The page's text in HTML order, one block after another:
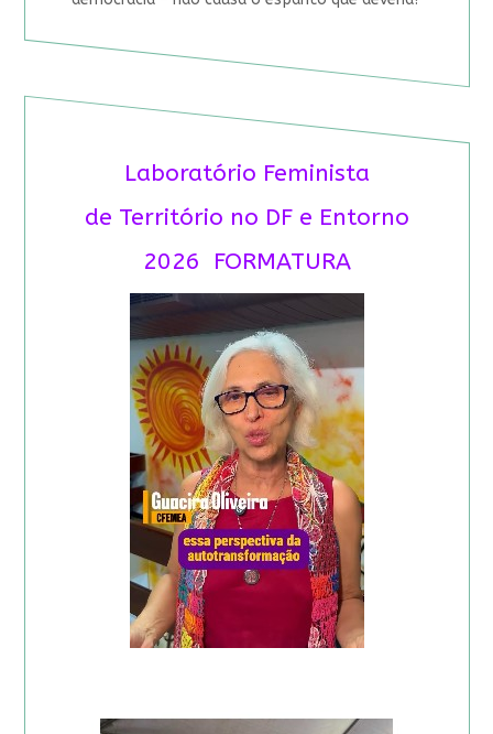
Laboratório Feminista
de Território no DF e Entorno
2026 FORMATURA